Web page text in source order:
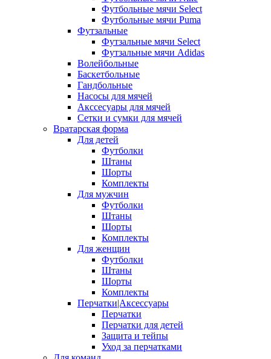
Футбольные мячи Select
Футбольные мячи Puma
Футзальные
Футзальные мячи Select
Футзальные мячи Adidas
Волейбольные
Баскетбольные
Гандбольные
Насосы для мячей
Акссесуары для мячей
Сетки и сумки для мячей
Вратарская форма
Для детей
Футболки
Штаны
Шорты
Комплекты
Для мужчин
Футболки
Штаны
Шорты
Комплекты
Для женщин
Футболки
Штаны
Шорты
Комплекты
Перчатки|Аксессуары
Перчатки
Перчатки для детей
Защита и тейпы
Уход за перчатками